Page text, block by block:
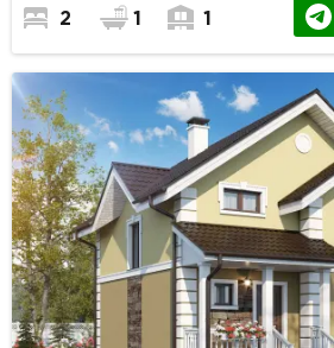
2 1 1